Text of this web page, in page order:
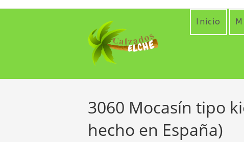
Inicio
3060 Mocasín tipo
hecho en España)